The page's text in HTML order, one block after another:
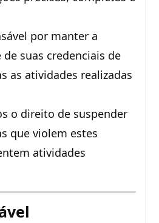
por manter a
suas credenciais de
as atividades realizadas
o direito de suspender
que violem estes
atividades